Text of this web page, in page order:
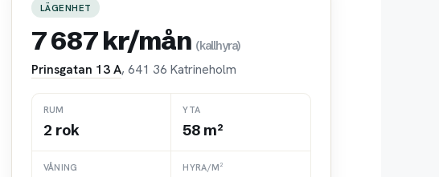
LÄGENHET
7 687 kr/mån (kallhyra)
Prinsgatan 13 A, 641 36 Katrineholm
RUM
2 rok
YTA
58 m²
VÅNING HYRA/M²